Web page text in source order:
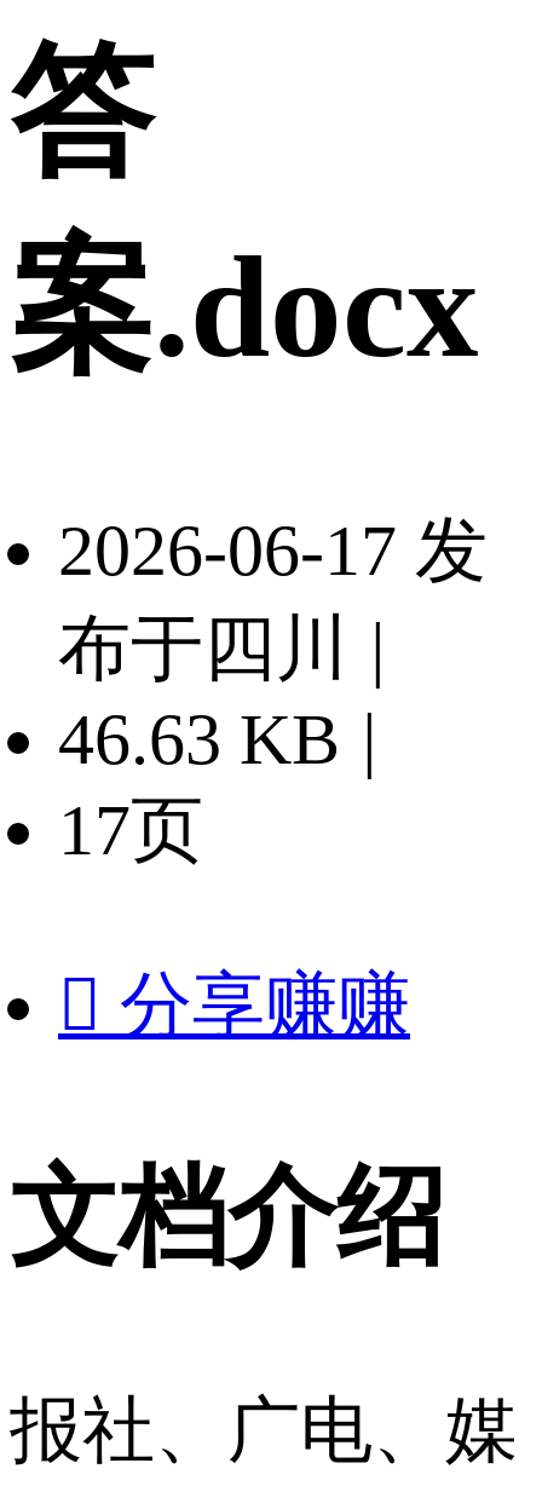
答
案.docx
2026-06-17 发
布于四川
|
46.63 KB |
17页
 分享赚赚
文档介绍
报社、广电、媒